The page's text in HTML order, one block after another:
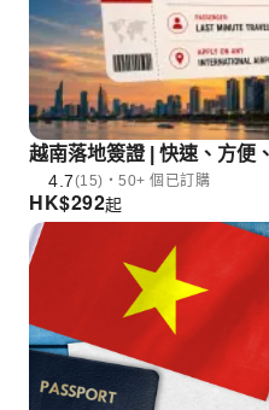
越南落地簽證 | 快速、方便
4.7(15)・50+ 個已訂購
HK$292起